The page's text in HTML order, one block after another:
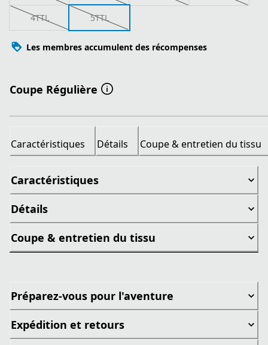
4TTL 5TTL
Les membres accumulent des récompenses
Coupe Régulière
Caractéristiques Détails Coupe & entretien du tissu
Caractéristiques
Détails
Coupe & entretien du tissu
Préparez-vous pour l'aventure
Expédition et retours